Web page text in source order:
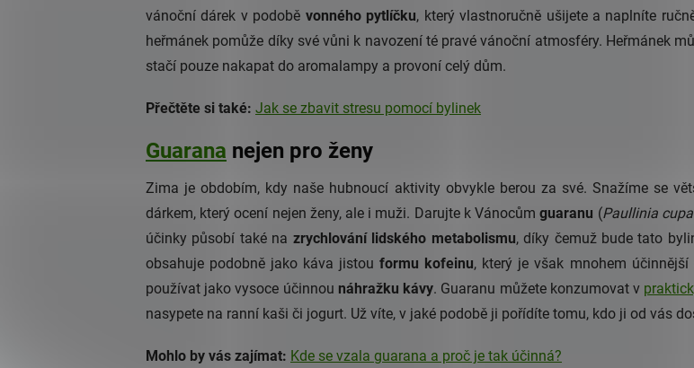
vánoční dárek v podobě vonného pytlíčku, který vlastnoručně ušijete a naplníte
heřmánek pomůže díky své vůni k navození té pravé vánoční atmosféry. Heřmánek
stačí pouze nakapat do aromalampy a provoní celý dům.
Přečtěte si také: Jak se zbavit stresu pomocí bylinek
Guarana nejen pro ženy
Zima je obdobím, kdy naše hubnoucí aktivity obvykle berou za své. Snažíme se
dárkem, který ocení nejen ženy, ale i muži. Darujte k Vánocůmguaranu (Paullinia
účinky působí také na zrychlování lidského metabolismu, díky čemuž bude tato
obsahuje podobně jako káva jistouformu kofeinu, který je však mnohem
používat jako vysoce účinnou náhražku kávy. Guaranu můžete konzumovat v
nasypete na ranní kaši či jogurt. Už víte, v jaké podobě ji pořídíte tomu, kdo ji od vás
Mohlo by vás zajímat: Kde se vzala guarana a proč je tak účinná?